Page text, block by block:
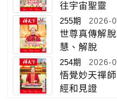
往宇宙聖靈
255期 2026-
世尊真傳解
慧、解脫
254期 2026-
悟覺妙天禪
經和見證